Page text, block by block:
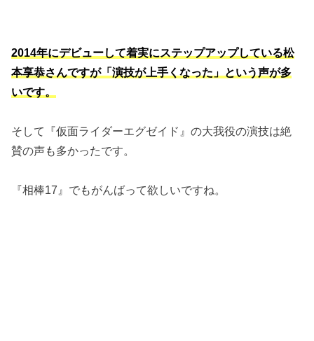
2014年にデビューして着実にステップアップしている松
本享恭さんですが「演技が上手くなった」という声が多
いです。
そして『仮面ライダーエグゼイド』の大我役の演技は絶
賛の声も多かったです。
『相棒17』でもがんばって欲しいですね。